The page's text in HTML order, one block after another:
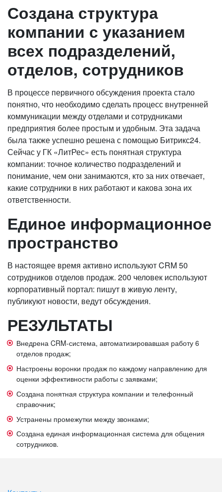
Создана структура
компании с указанием
всех подразделений,
отделов, сотрудников
В процессе первичного обсуждения проекта стало
понятно, что необходимо сделать процесс внутренней
коммуникации между отделами и сотрудниками
предприятия более простым и удобным. Эта задача
была также успешно решена с помощью Битрикс24.
Сейчас у ГК «ЛитРес» есть понятная структура
компании: точное количество подразделений и
понимание, чем они занимаются, кто за них отвечает,
какие сотрудники в них работают и какова зона их
ответственности.
Единое информационное
пространство
В настоящее время активно используют CRM 50
сотрудников отделов продаж. 200 человек используют
корпоративный портал: пишут в живую ленту,
публикуют новости, ведут обсуждения.
РЕЗУЛЬТАТЫ
Внедрена CRM-система, автоматизировавшая работу 6
отделов продаж;
Настроены воронки продаж по каждому направлению для
оценки эффективности работы с заявками;
Создана понятная структура компании и телефонный
справочник;
Устранены промежутки между звонками;
Создана единая информационная система для общения
сотрудников.